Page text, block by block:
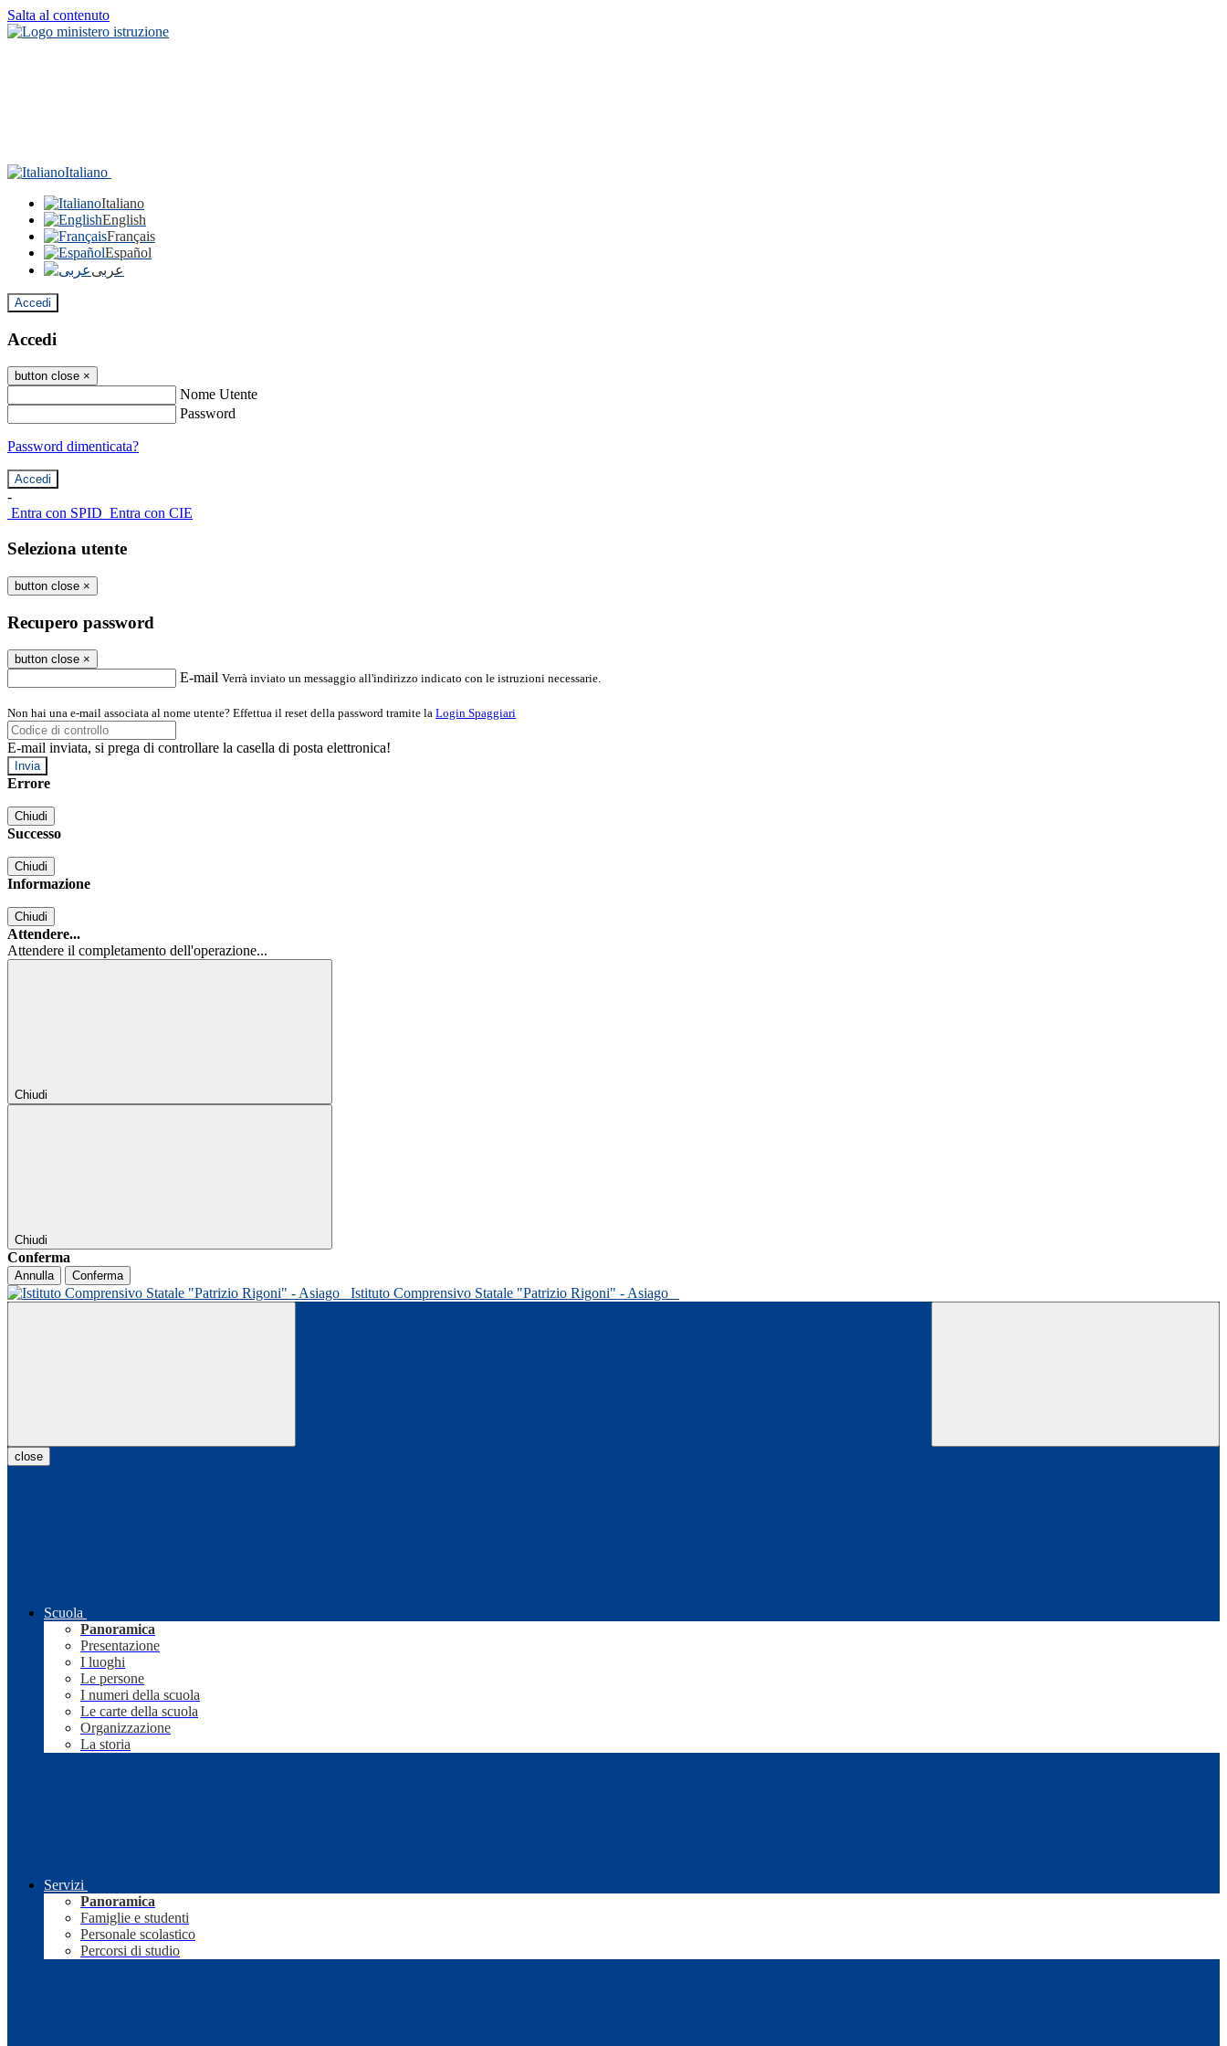
Salta al contenuto
Italiano
Italiano
English
Français
Español
عربى
Accedi
Accedi
button close ×
Nome Utente
Password
Password dimenticata?
-
Entra con SPID Entra con CIE
Seleziona utente
button close ×
Recupero password
button close ×
E-mail Verrà inviato un messaggio all'indirizzo indicato con le istruzioni necessarie.
Non hai una e-mail associata al nome utente? Effettua il reset della password tramite la Login Spaggiari
E-mail inviata, si prega di controllare la casella di posta elettronica!
Errore
Chiudi
Successo
Chiudi
Informazione
Chiudi
Attendere...
Attendere il completamento dell'operazione...
Chiudi
Chiudi
Conferma
Annulla Conferma
Istituto Comprensivo Statale "Patrizio Rigoni" - Asiago
close
Scuola
Panoramica
Presentazione
I luoghi
Le persone
I numeri della scuola
Le carte della scuola
Organizzazione
La storia
Servizi
Panoramica
Famiglie e studenti
Personale scolastico
Percorsi di studio